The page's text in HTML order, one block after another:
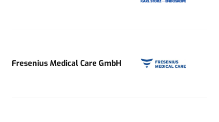
Fresenius Medical Care GmbH